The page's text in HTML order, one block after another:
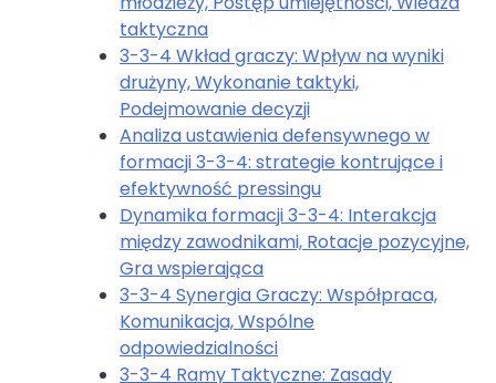
taktyczna
3-3-4 Wkład graczy: Wpływ na wyniki
drużyny, Wykonanie taktyki,
Podejmowanie decyzji
Analiza ustawienia defensywnego w
formacji 3-3-4: strategie kontrujące i
efektywność pressingu
Dynamika formacji 3-3-4: Interakcja
między zawodnikami, Rotacje pozycyjne,
Gra wspierająca
3-3-4 Synergia Graczy: Współpraca,
Komunikacja, Wspólne
odpowiedzialności
3-3-4 Ramy Taktyczne: Zasady